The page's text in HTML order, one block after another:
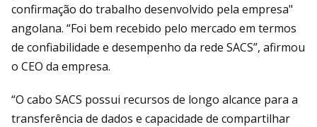
confirmação do trabalho desenvolvido pela empresa"
angolana. “Foi bem recebido pelo mercado em termos
de confiabilidade e desempenho da rede SACS”, afirmou
o CEO da empresa.
“O cabo SACS possui recursos de longo alcance para a
transferência de dados e capacidade de compartilhar